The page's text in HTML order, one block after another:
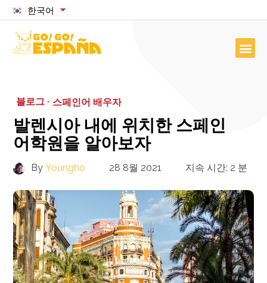
한국어
블로그 · 스페인어 배우자
발렌시아 내에 위치한 스페인
어학원을 알아보자
By Youngho 28 8월 2021 지속 시간: 2 분